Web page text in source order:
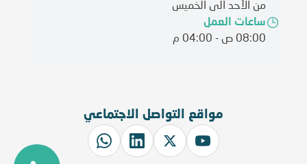
من الأحد الى الخميس
ساعات العمل
08:00 ص - 04:00 م
مواقع التواصل الاجتماعي